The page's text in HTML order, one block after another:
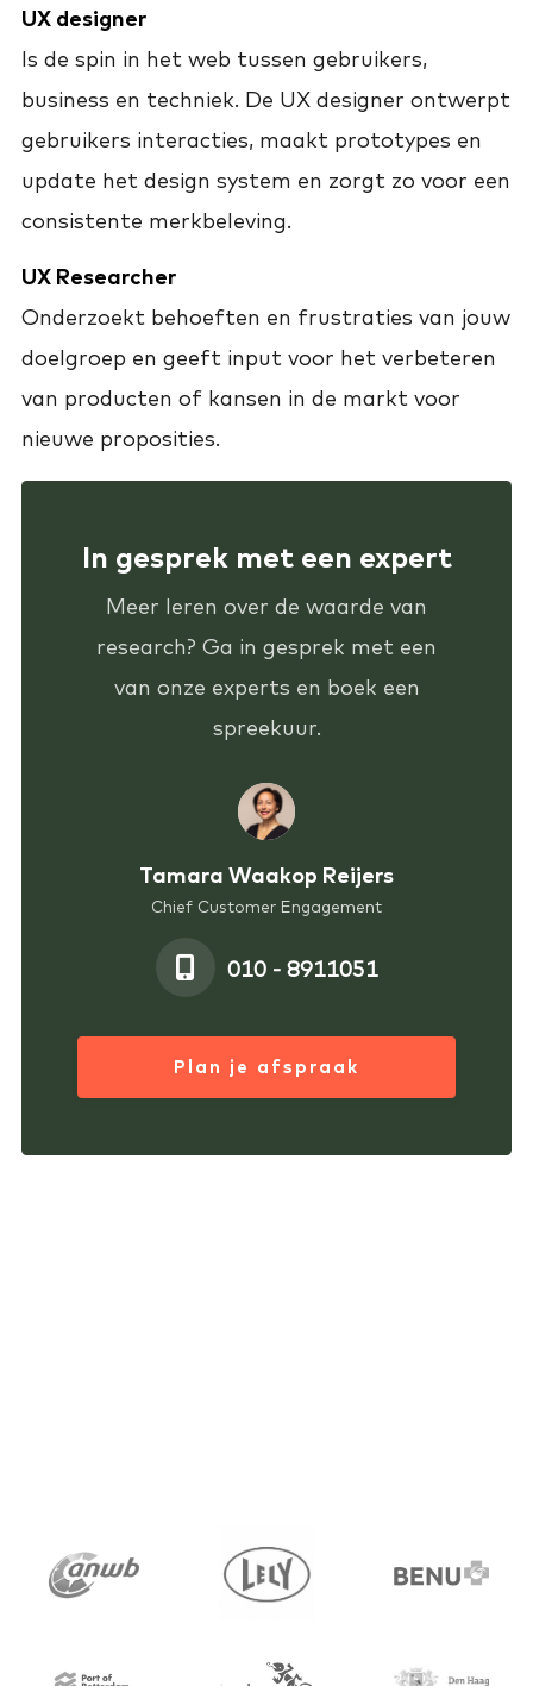
UX designer
Is de spin in het web tussen gebruikers,
business en techniek. De UX designer ontwerpt
gebruikers interacties, maakt prototypes en
update het design system en zorgt zo voor een
consistente merkbeleving.
UX Researcher
Onderzoekt behoeften en frustraties van jouw
doelgroep en geeft input voor het verbeteren
van producten of kansen in de markt voor
nieuwe proposities.
In gesprek met een expert
Meer leren over de waarde van
research? Ga in gesprek met een
van onze experts en boek een
spreekuur.
Tamara Waakop Reijers
Chief Customer Engagement
010 - 8911051
Plan je afspraak